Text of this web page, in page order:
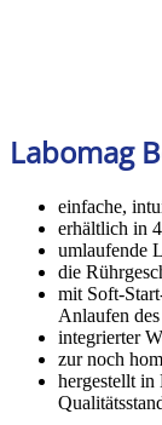
Labomag
einfache,
erhältlich in
umlaufende
die
mit Soft-
Anlaufen
integrierter
zur noch
hergestellt in